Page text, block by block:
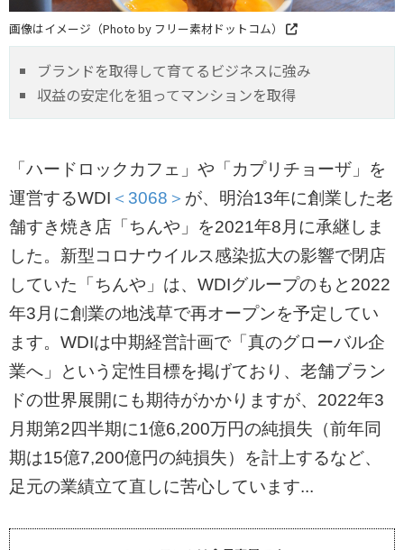
画像はイメージ（Photo by フリー素材ドットコム）
ブランドを取得して育てるビジネスに強み
収益の安定化を狙ってマンションを取得
「ハードロックカフェ」や「カプリチョーザ」を
運営するWDI ＜3068＞ が、明治13年に創業した老
舗すき焼き店「ちんや」を2021年8月に承継しま
した。新型コロナウイルス感染拡大の影響で閉店
していた「ちんや」は、WDIグループのもと2022
年3月に創業の地浅草で再オープンを予定してい
ます。WDIは中期経営計画で「真のグローバル企
業へ」という定性目標を掲げており、老舗ブラン
ドの世界展開にも期待がかかりますが、2022年3
月期第2四半期に1億6,200万円の純損失（前年同
期は15億7,200億円の純損失）を計上するなど、
足元の業績立て直しに苦心しています...